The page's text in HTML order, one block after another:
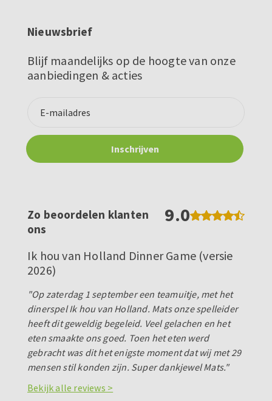
Nieuwsbrief
Blijf maandelijks op de hoogte van onze
aanbiedingen & acties
Zo beoordelen klanten
ons
9.0
Ik hou van Holland Dinner Game (versie
2026)
"Op zaterdag 1 september een teamuitje, met het
dinerspel Ik hou van Holland. Mats onze spelleider
heeft dit geweldig begeleid. Veel gelachen en het
eten smaakte ons goed. Toen het eten werd
gebracht was dit het enigste moment dat wij met 29
mensen stil konden zijn. Super dankjewel Mats."
Bekijk alle reviews >